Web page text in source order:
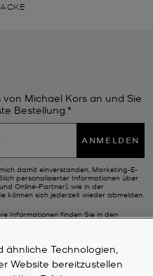
Michael Kors an und Sie
Bestellung.*
ANMELDEN
damit einverstanden, Marketing-E-
personalisierter Informationen über
Online-Partner), wie in der
können sich jederzeit wieder abmelden.
Informationen finden Sie in den
Technologien,
Website bereitzustellen